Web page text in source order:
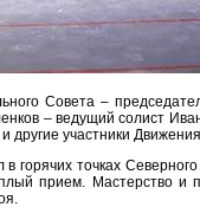
Совета –
– ведущий солист
участники
точках
прием. Мастерство и